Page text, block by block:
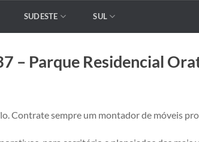
SUDESTE SUL
– Parque Residencial
Contrate sempre um montador de móveis